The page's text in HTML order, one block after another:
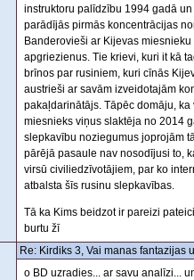
instruktoru palīdzību 1994 gadā
parādījās pirmās koncentrācijas
Banderovieši ar Kijevas
apgriezienus. Tie krievi, kuri it kā
brīnos par rusiniem, kuri cīnās
austrieši ar savām izveidotajām
pakaļdarinātājs. Tāpēc domāju,
miesnieks viņus slaktēja no 2014
slepkavību noziegumus joprojām
pārējā pasaule nav nosodījusi to,
virsū civiliedzīvotājiem, par ko
atbalsta šīs rusinu slepkavības.
Tā ka Kims beidzot ir pareizi
burtu žī
Re: Kirdiks 3, Vai manas fantazijas
o BD uzradies... ar savu analīzi...